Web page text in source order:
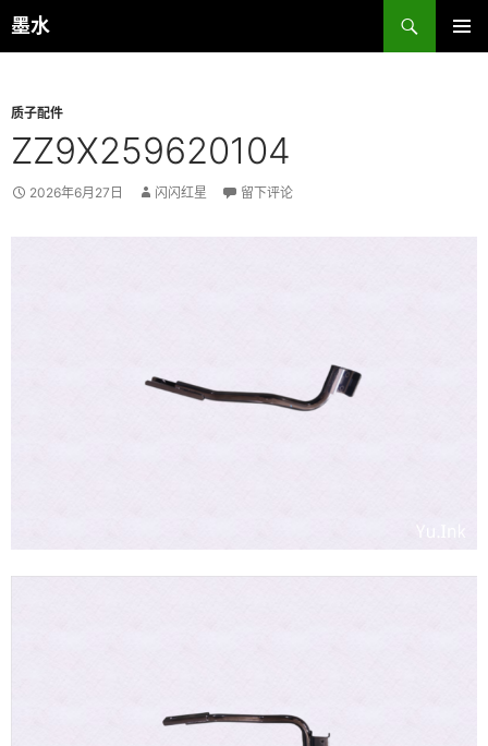
跳
至
墨水
搜
索
质子配件
ZZ9X259620104
2026年6月27日 闪闪红星 留下评论